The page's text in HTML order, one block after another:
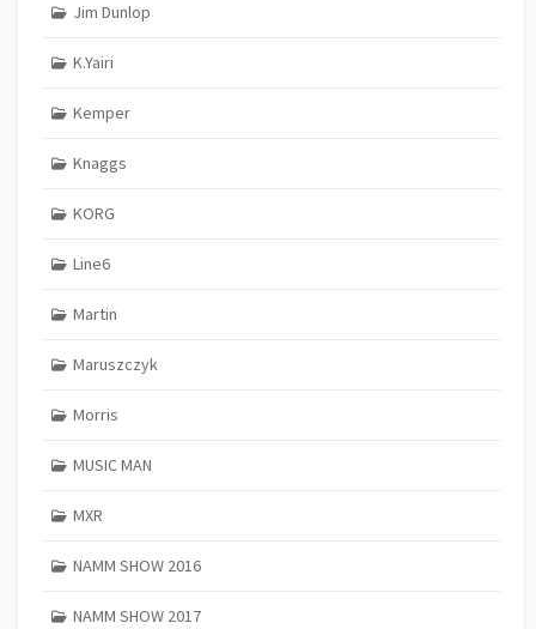
Jim Dunlop
K.Yairi
Kemper
Knaggs
KORG
Line6
Martin
Maruszczyk
Morris
MUSIC MAN
MXR
NAMM SHOW 2016
NAMM SHOW 2017